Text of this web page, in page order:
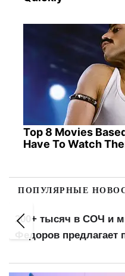
Top 8 Movies
Have To Watch
ПОПУЛЯРНЫЕ
200+ тысяч в СОЧ и
Федоров